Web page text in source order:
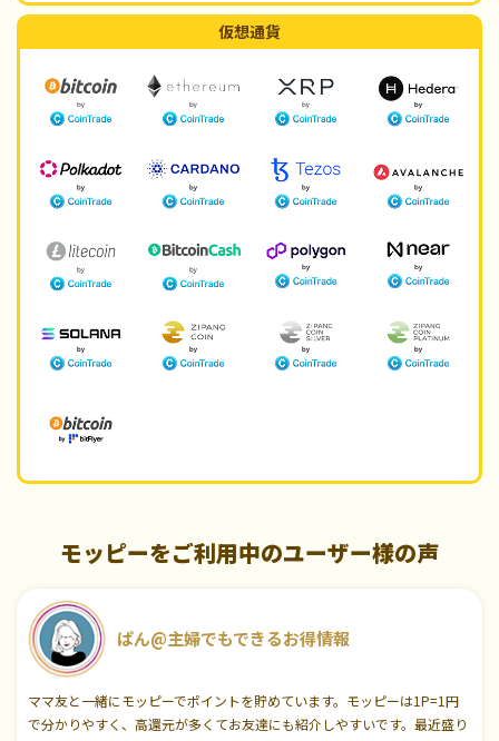
仮想通貨
モッピーをご利用中のユーザー様の声
ぱん@主婦でもできるお得情報
ママ友と一緒にモッピーでポイントを貯めています。モッピーは1P=1円
で分かりやすく、高還元が多くてお友達にも紹介しやすいです。最近盛り